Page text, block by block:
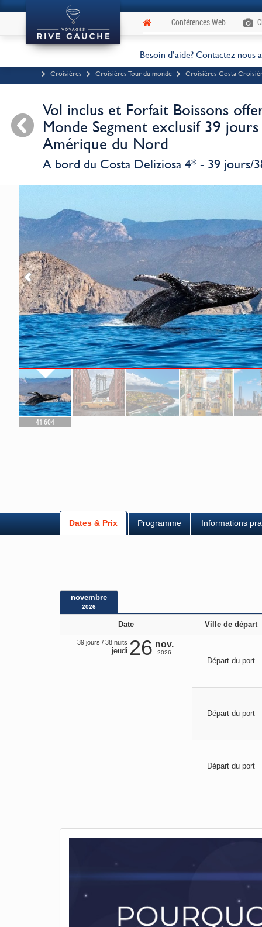
Croisières Croisières Tour du monde Croisières Costa
Vol inclus et Forfait Boissons
Monde Segment exclusif 39
Amérique du Nord
A bord du Costa Deliziosa 4* - 39 jours/
41 604
Dates & Prix Programme Informations
novembre
2026
Date Ville de départ
39 jours / 38 nuits
jeudi 26 nov.
2026
Départ du port
Départ du port
Départ du port
Conférences Web
Besoin d’aide? Contactez nous